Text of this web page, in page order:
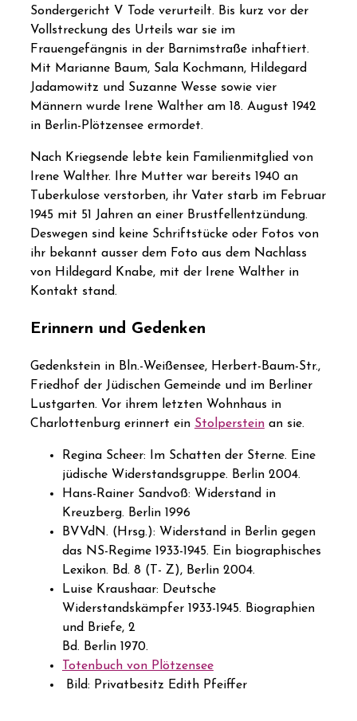
Sondergericht V Tode verurteilt. Bis kurz vor der
Vollstreckung des Urteils war sie im
Frauengefängnis in der Barnimstraße inhaftiert.
Mit Marianne Baum, Sala Kochmann, Hildegard
Jadamowitz und Suzanne Wesse sowie vier
Männern wurde Irene Walther am 18. August 1942
in Berlin-Plötzensee ermordet.
Nach Kriegsende lebte kein Familienmitglied von
Irene Walther. Ihre Mutter war bereits 1940 an
Tuberkulose verstorben, ihr Vater starb im Februar
1945 mit 51 Jahren an einer Brustfellentzündung.
Deswegen sind keine Schriftstücke oder Fotos von
ihr bekannt ausser dem Foto aus dem Nachlass
von Hildegard Knabe, mit der Irene Walther in
Kontakt stand.
Erinnern und Gedenken
Gedenkstein in Bln.-Weißensee, Herbert-Baum-Str.,
Friedhof der Jüdischen Gemeinde und im Berliner
Lustgarten. Vor ihrem letzten Wohnhaus in
Charlottenburg erinnert ein Stolperstein an sie.
Regina Scheer: Im Schatten der Sterne. Eine
jüdische Widerstandsgruppe. Berlin 2004.
Hans-Rainer Sandvoß: Widerstand in
Kreuzberg. Berlin 1996
BVVdN. (Hrsg.): Widerstand in Berlin gegen
das NS-Regime 1933-1945. Ein biographisches
Lexikon. Bd. 8 (T- Z), Berlin 2004.
Luise Kraushaar: Deutsche
Widerstandskämpfer 1933-1945. Biographien
und Briefe, 2
Bd. Berlin 1970.
Totenbuch von Plötzensee
Bild: Privatbesitz Edith Pfeiffer